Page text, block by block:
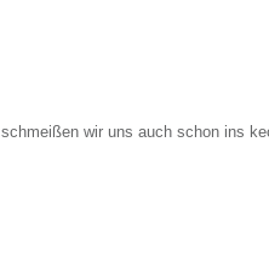
schmeißen wir uns auch schon ins